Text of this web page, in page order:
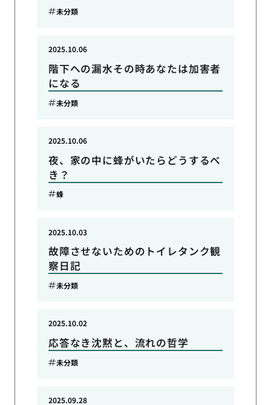
未分類
階下への漏水その時あなたは加害者
になる
2025.10.06
未分類
夜、家の中に蜂がいたらどうするべ
き？
2025.10.06
蜂
故障させないためのトイレタンク観
察日記
2025.10.03
未分類
応答なき沈黙と、流れの哲学
2025.10.02
未分類
2025.09.28